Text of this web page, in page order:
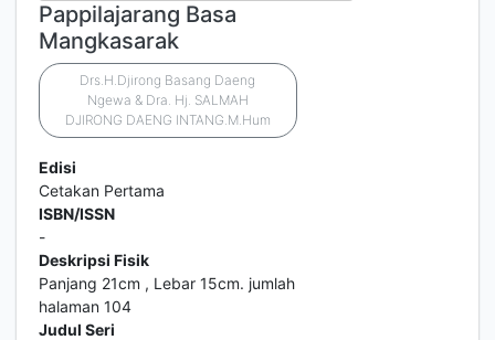
Pappilajarang Basa
Mangkasarak
Drs.H.Djirong Basang Daeng
Ngewa & Dra. Hj. SALMAH
DJIRONG DAENG INTANG.M.Hum
Edisi
Cetakan Pertama
ISBN/ISSN
-
Deskripsi Fisik
Panjang 21cm , Lebar 15cm. jumlah
halaman 104
Judul Seri